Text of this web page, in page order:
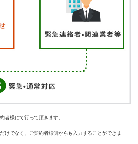
者様にて行って頂きます。
けでなく、ご契約者様側からも入力することができま